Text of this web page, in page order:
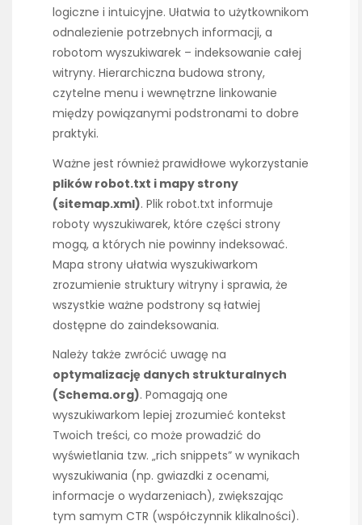
logiczne i intuicyjne. Ułatwia to użytkownikom
odnalezienie potrzebnych informacji, a
robotom wyszukiwarek – indeksowanie całej
witryny. Hierarchiczna budowa strony,
czytelne menu i wewnętrzne linkowanie
między powiązanymi podstronami to dobre
praktyki.
Ważne jest również prawidłowe wykorzystanie
plików robot.txt i mapy strony
(sitemap.xml). Plik robot.txt informuje
roboty wyszukiwarek, które części strony
mogą, a których nie powinny indeksować.
Mapa strony ułatwia wyszukiwarkom
zrozumienie struktury witryny i sprawia, że
wszystkie ważne podstrony są łatwiej
dostępne do zaindeksowania.
Należy także zwrócić uwagę na
optymalizację danych strukturalnych
(Schema.org). Pomagają one
wyszukiwarkom lepiej zrozumieć kontekst
Twoich treści, co może prowadzić do
wyświetlania tzw. „rich snippets” w wynikach
wyszukiwania (np. gwiazdki z ocenami,
informacje o wydarzeniach), zwiększając
tym samym CTR (współczynnik klikalności).